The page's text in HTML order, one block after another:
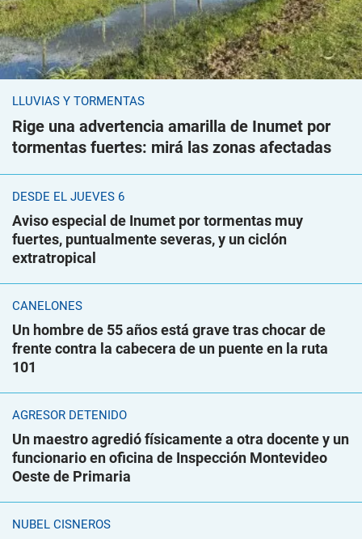
LLUVIAS Y TORMENTAS
Rige una advertencia amarilla de Inumet por
tormentas fuertes: mirá las zonas afectadas
DESDE EL JUEVES 6
Aviso especial de Inumet por tormentas muy
fuertes, puntualmente severas, y un ciclón
extratropical
CANELONES
Un hombre de 55 años está grave tras chocar de
frente contra la cabecera de un puente en la ruta
101
AGRESOR DETENIDO
Un maestro agredió físicamente a otra docente y un
funcionario en oficina de Inspección Montevideo
Oeste de Primaria
NUBEL CISNEROS